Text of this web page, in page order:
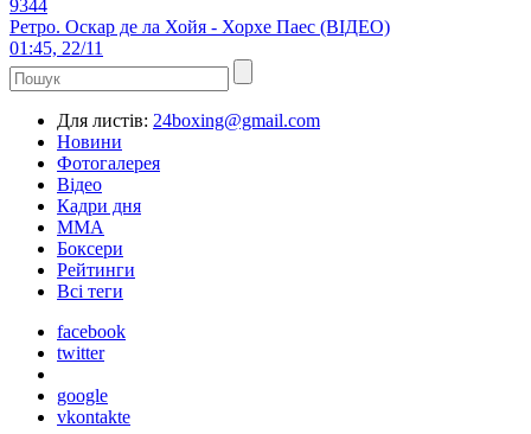
9344
Ретро. Оскар де ла Хойя - Хорхе Паес (ВІДЕО)
01:45, 22/11
Для листів: 24boxing@gmail.com
Новини
Фотогалерея
Відео
Кадри дня
ММА
Боксери
Рейтинги
Всі теги
facebook
twitter
google
vkontakte